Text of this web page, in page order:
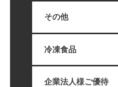
その他
冷凍食品
企業法人様ご優待